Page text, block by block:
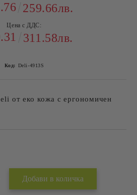
259.66лв.
Цена с ДДС:
311.58лв.
Код: Deli-4913S
от еко кожа с ергономичен